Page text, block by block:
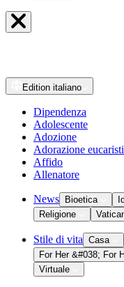
Edition italiano
Dipendenza
Adolescente
Adozione
Adorazione
Affido
Allenatore
News Bioetica
Religione
Stile di vita Casa
For Her &#038; For
Virtuale